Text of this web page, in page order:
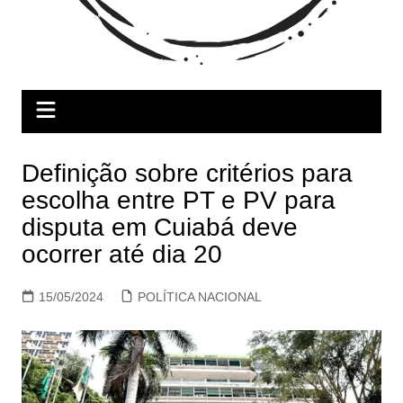
Definição sobre critérios para
escolha entre PT e PV para
disputa em Cuiabá deve
ocorrer até dia 20
15/05/2024 POLÍTICA NACIONAL